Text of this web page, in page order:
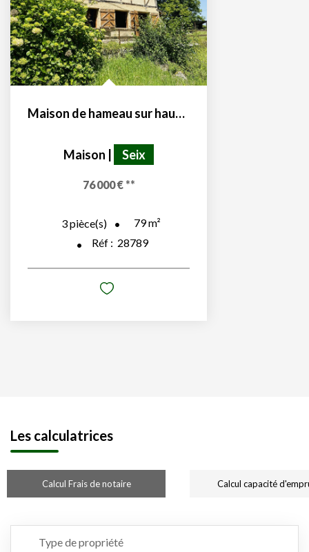
Maison de hameau sur hauteurs de Seix 09140
Maison Seix
76 000 €**
3pièce(s) 79m²
Réf : 28789
Les calculatrices
Calcul Frais de notaire Calcul capacité